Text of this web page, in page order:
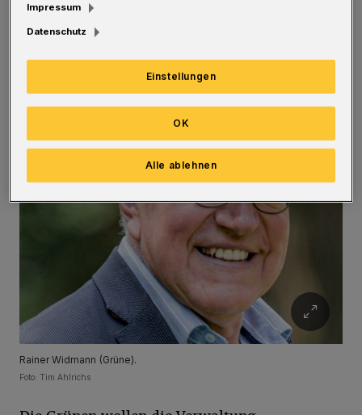
74 zwischen Kohlfurth und Müngsten saniert.
Leider wurde dabei der parallel laufende Geh-
und Radweg nicht gleich mit saniert“,
bedauert Ausschussmitglied Rainer Widmann
(Grüne).
Rainer Widmann (Grüne).
Foto: Tim Ahlrichs
Impressum
Datenschutz
Einstellungen
Alle ablehnen
OK